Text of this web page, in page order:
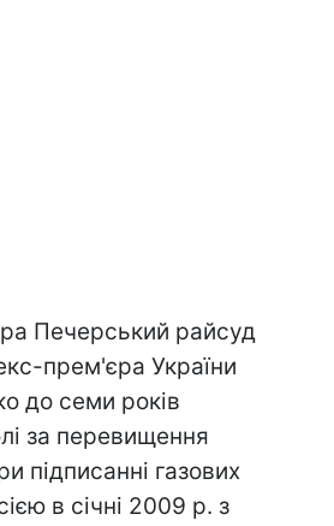
Печерський райсуд
прем'єра України
до семи років
за перевищення
підписанні газових
в січні 2009 р. з